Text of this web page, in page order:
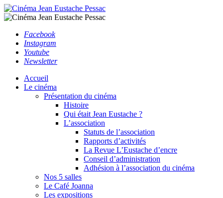
Facebook
Instagram
Youtube
Newsletter
Accueil
Le cinéma
Présentation du cinéma
Histoire
Qui était Jean Eustache ?
L’association
Statuts de l’association
Rapports d’activités
La Revue L’Eustache d’encre
Conseil d’administration
Adhésion à l’association du cinéma
Nos 5 salles
Le Café Joanna
Les expositions